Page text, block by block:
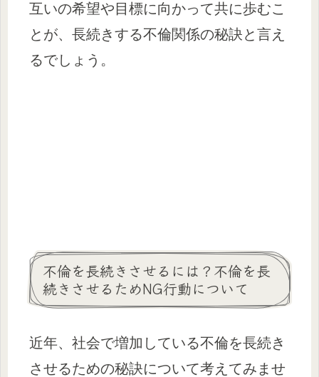
互いの希望や目標に向かって共に歩むこ
とが、長続きする不倫関係の秘訣と言え
るでしょう。
不倫を長続きさせるには？不倫を長
続きさせるためNG行動について
近年、社会で増加している不倫を長続き
させるための秘訣について考えてみませ